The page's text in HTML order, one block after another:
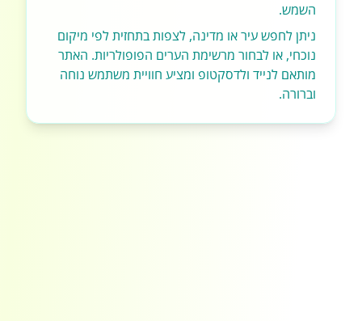
השמש.
ניתן לחפש עיר או מדינה, לצפות בתחזית לפי מיקום
נוכחי, או לבחור מרשימת הערים הפופולריות. האתר
מותאם לנייד ולדסקטופ ומציע חוויית משתמש נוחה
וברורה.